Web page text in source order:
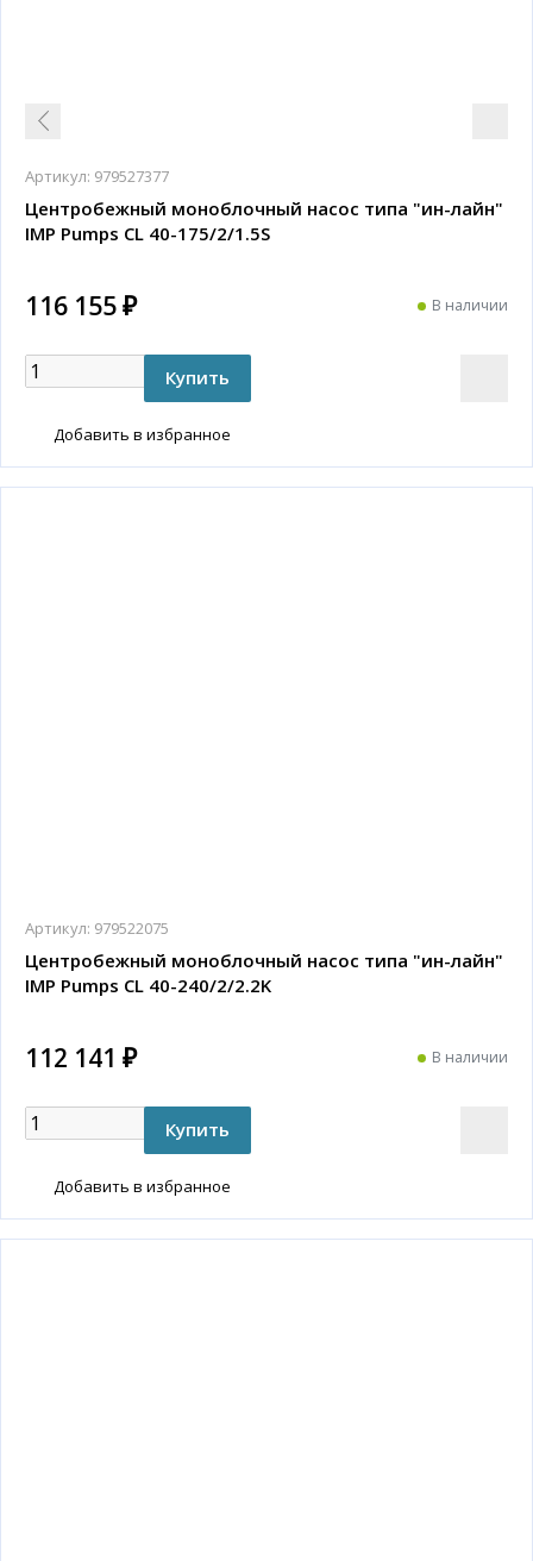
Артикул: 979527377
Центробежный моноблочный насос типа "ин-лайн"
IMP Pumps CL 40-175/2/1.5S
116 155 ₽ В наличии
Добавить в избранное
Артикул: 979522075
Центробежный моноблочный насос типа "ин-лайн"
IMP Pumps CL 40-240/2/2.2K
112 141 ₽ В наличии
Добавить в избранное